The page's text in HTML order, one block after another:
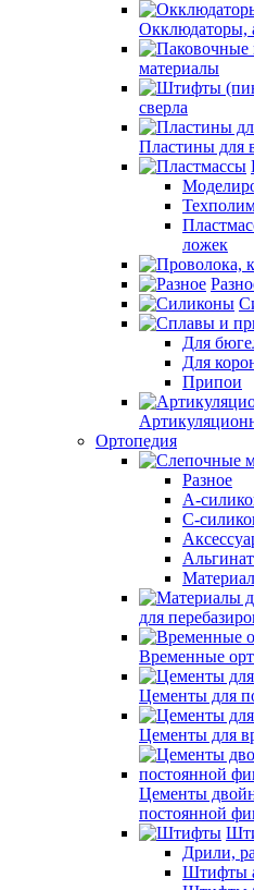
Окклюдаторы,
материалы
сверла
Пластины для
ложек
Для
Для
Припои
Ортопедия
Разное
А-
С-
для
Временные
Цементы для
Цементы для
Цементы
постоянной
Дрили,
Штифты